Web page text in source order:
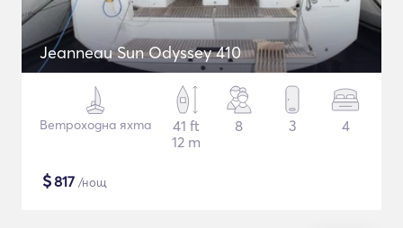
Jeanneau Sun Odyssey 410
Ветроходна яхта
41 ft
12 m
8 3 4
$817 /нощ